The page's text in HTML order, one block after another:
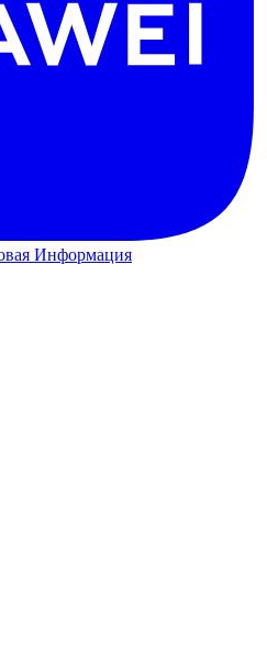
Информация